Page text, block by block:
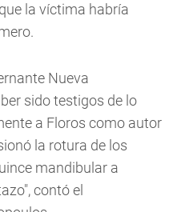
la víctima habría
Nueva
sido testigos de lo
a Floros como autor
la rotura de los
mandibular a
contó el